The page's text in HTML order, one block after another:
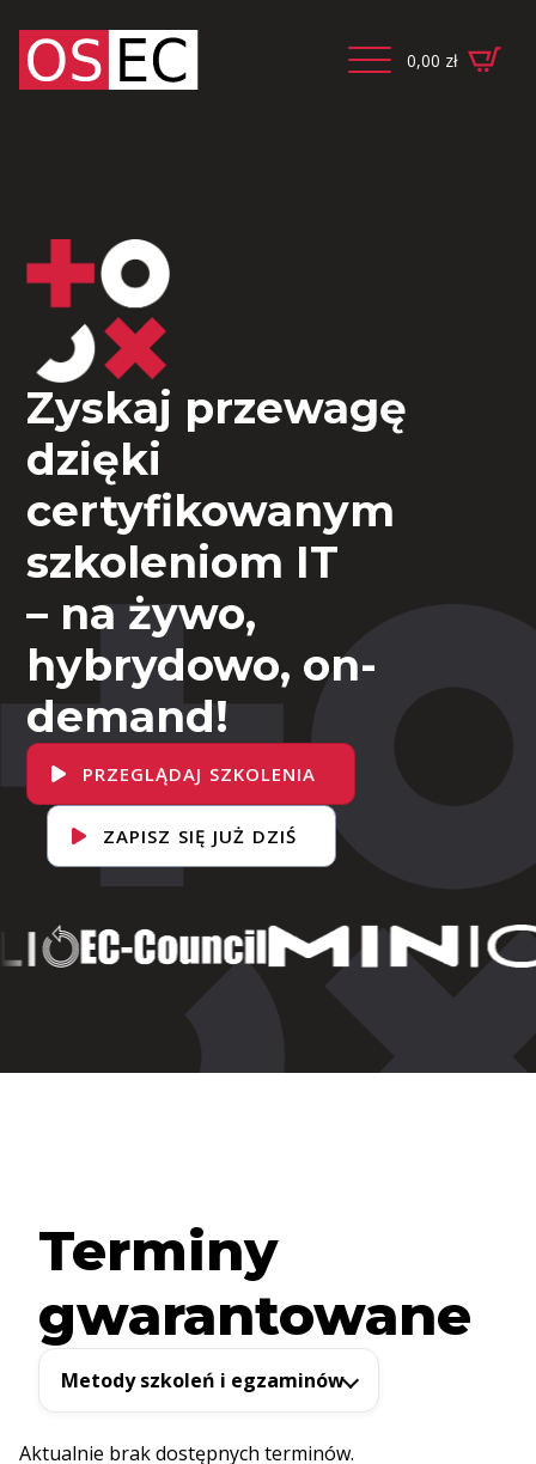
0,00 zł
Zyskaj przewagę
dzięki
certyfikowanym
szkoleniom IT
– na żywo,
hybrydowo, on-
demand!
PRZEGLĄDAJ SZKOLENIA
ZAPISZ SIĘ JUŻ DZIŚ
Terminy
gwarantowane
Metody szkoleń i egzaminów
Aktualnie brak dostępnych terminów.